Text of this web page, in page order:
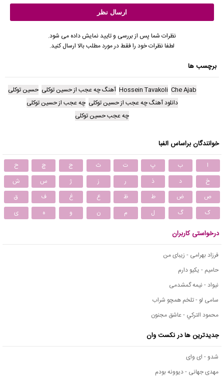
نظرات شما پس از بررسی و تایید نمایش داده می شود.
لطفا نظرات خود را فقط در مورد مطلب بالا ارسال کنید.
برچسب ها
Che Ajab
Hossein Tavakoli آهنگ چه عجب از حسین توکلی حسین توکلی
دانلود آهنگ چه عجب از حسین توکلی چه عجب از حسین توکلی
چه عجب حسین توکلی
خوانندگان براساس الفبا
ا ب پ ت ث ج چ
ح
خ
د ذ ر ز ژ س
ش
ص
ض ط ظ ع غ ف
ق
ک
گ ل م ن و ه ی
درخواستی کاربران
فرزاد بهرامی - زیبای من
حامیم - یکیو دارم
نیواد - نیمه گمشدمی
سامی لو - تلخم همچو شراب
محمود التركي - عاشق مجنون
جدیدترین ها در نکست وان
شدو - ای وای
مهدی جهانی - دیوونه بودم